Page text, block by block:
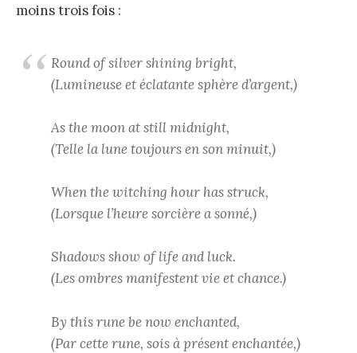
moins trois fois :
Round of silver shining bright,
(Lumineuse et éclatante sphère d’argent,)
As the moon at still midnight,
(Telle la lune toujours en son minuit,)
When the witching hour has struck,
(Lorsque l’heure sorcière a sonné,)
Shadows show of life and luck.
(Les ombres manifestent vie et chance.)
By this rune be now enchanted,
(Par cette rune, sois à présent enchantée,)